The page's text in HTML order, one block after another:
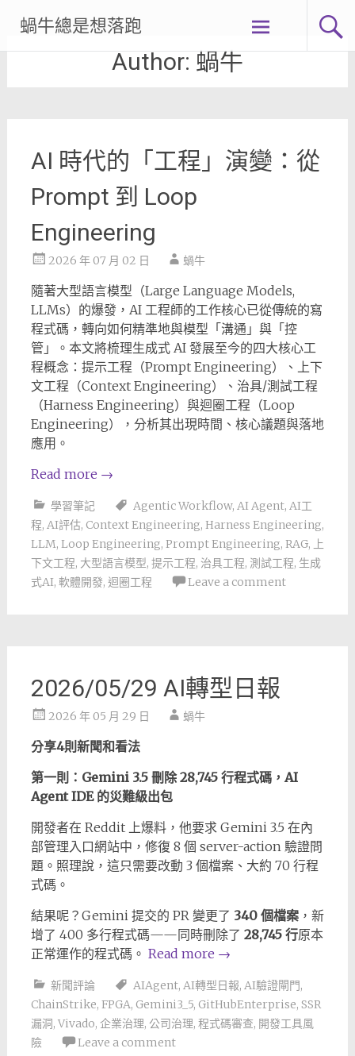
content
蝸牛總是想落跑
Author: 蝸牛
AI 時代的「工程」演變：從
Prompt 到 Loop
Engineering
2026 年 07 月 02 日 蝸牛
隨著大型語言模型（Large Language Models,
LLMs）的爆發，AI 工程師的工作核心已從傳統的寫
程式碼，轉向如何精準地與模型「溝通」與「控
管」。本文將梳理生成式 AI 發展至今的四大核心工
程概念：提示工程（Prompt Engineering）、上下
文工程（Context Engineering）、治具/測試工程
（Harness Engineering）與迴圈工程（Loop
Engineering），分析其出現時間、核心議題與落地
應用。
Read more →
學習筆記 Agentic Workflow, AI Agent, AI工
程, AI評估, Context Engineering, Harness Engineering,
LLM, Loop Engineering, Prompt Engineering, RAG, 上
下文工程, 大型語言模型, 提示工程, 治具工程, 測試工程, 生成
式AI, 軟體開發, 迴圈工程 Leave a comment
2026/05/29 AI轉型日報
2026 年 05 月 29 日 蝸牛
分享4則新聞和看法
第一則：Gemini 3.5 刪除 28,745 行程式碼，AI
Agent IDE 的災難級出包
開發者在 Reddit 上爆料，他要求 Gemini 3.5 在內
部管理入口網站中，修復 8 個 server-action 驗證問
題。照理說，這只需要改動 3 個檔案、大約 70 行程
式碼。
結果呢？Gemini 提交的 PR 變更了 340 個檔案，新
增了 400 多行程式碼——同時刪除了 28,745 行原本
正常運作的程式碼。 Read more →
新聞評論 AIAgent, AI轉型日報, AI驗證閘門,
ChainStrike, FPGA, Gemini3_5, GitHubEnterprise, SSR
漏洞, Vivado, 企業治理, 公司治理, 程式碼審查, 開發工具風
險
Leave a comment